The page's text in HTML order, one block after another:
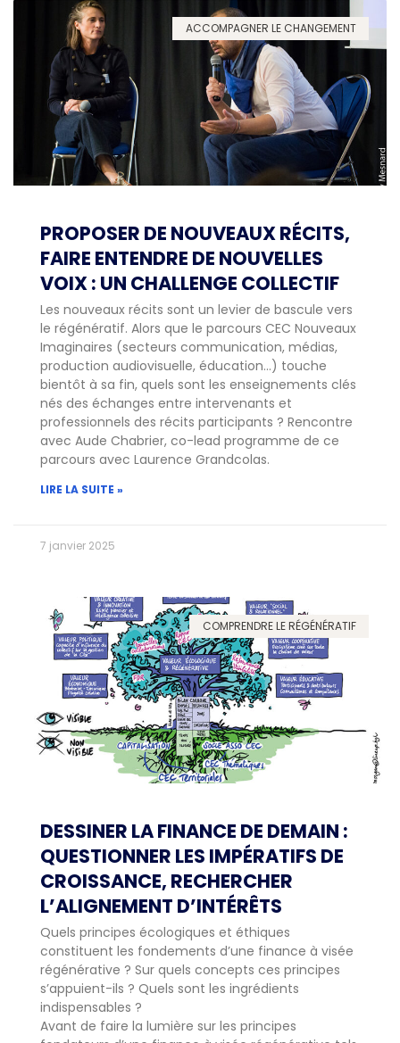
ACCOMPAGNER LE CHANGEMENT
PROPOSER DE NOUVEAUX RÉCITS,
FAIRE ENTENDRE DE NOUVELLES
VOIX : UN CHALLENGE COLLECTIF
Les nouveaux récits sont un levier de bascule vers
le régénératif. Alors que le parcours CEC Nouveaux
Imaginaires (secteurs communication, médias,
production audiovisuelle, éducation…) touche
bientôt à sa fin, quels sont les enseignements clés
nés des échanges entre intervenants et
professionnels des récits participants ? Rencontre
avec Aude Chabrier, co-lead programme de ce
parcours avec Laurence Grandcolas.
LIRE LA SUITE »
7 janvier 2025
COMPRENDRE LE RÉGÉNÉRATIF
DESSINER LA FINANCE DE DEMAIN :
QUESTIONNER LES IMPÉRATIFS DE
CROISSANCE, RECHERCHER
L’ALIGNEMENT D’INTÉRÊTS
Quels principes écologiques et éthiques
constituent les fondements d’une finance à visée
régénérative ? Sur quels concepts ces principes
s’appuient-ils ? Quels sont les ingrédients
indispensables ?
Avant de faire la lumière sur les principes